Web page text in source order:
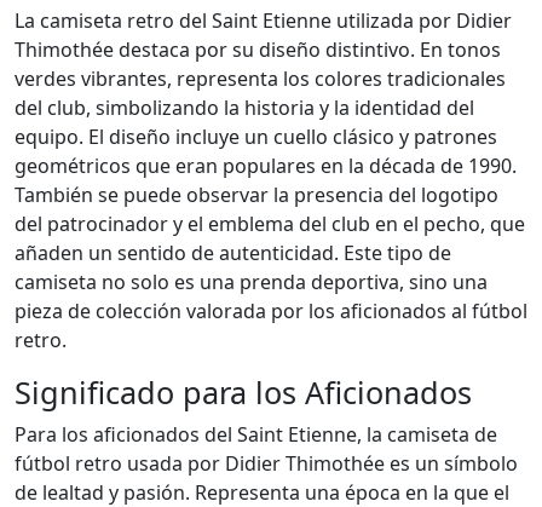
La camiseta retro del Saint Etienne utilizada por Didier
Thimothée destaca por su diseño distintivo. En tonos
verdes vibrantes, representa los colores tradicionales
del club, simbolizando la historia y la identidad del
equipo. El diseño incluye un cuello clásico y patrones
geométricos que eran populares en la década de 1990.
También se puede observar la presencia del logotipo
del patrocinador y el emblema del club en el pecho, que
añaden un sentido de autenticidad. Este tipo de
camiseta no solo es una prenda deportiva, sino una
pieza de colección valorada por los aficionados al fútbol
retro.
Significado para los Aficionados
Para los aficionados del Saint Etienne, la camiseta de
fútbol retro usada por Didier Thimothée es un símbolo
de lealtad y pasión. Representa una época en la que el